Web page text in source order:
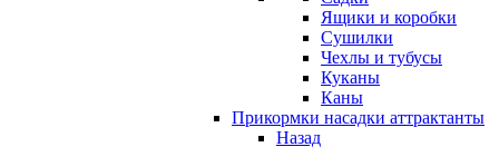
Ящики и коробки
Сушилки
Чехлы и тубусы
Куканы
Каны
Прикормки насадки аттрактанты
Назад